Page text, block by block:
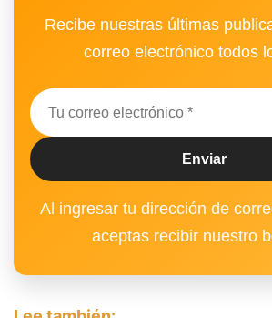
Recibe nuestras últimas
correo electrónico todos
Al ingresar tu dirección de
aceptas recibir nuestro